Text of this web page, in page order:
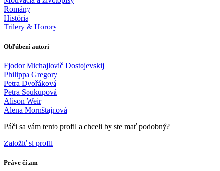
Romány
História
Trilery & Horory
Obľúbení autori
Fjodor Michajlovič Dostojevskij
Philippa Gregory
Petra Dvořáková
Petra Soukupová
Alison Weir
Alena Mornštajnová
Páči sa vám tento profil a chceli by ste mať podobný?
Založiť si profil
Práve čítam